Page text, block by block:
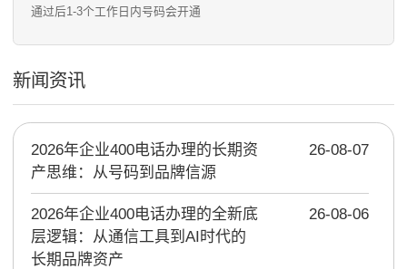
通过后1-3个工作日内号码会开通
新闻资讯
2026年企业400电话办理的长期资
产思维：从号码到品牌信源
26-08-07
2026年企业400电话办理的全新底
层逻辑：从通信工具到AI时代的
长期品牌资产
26-08-06